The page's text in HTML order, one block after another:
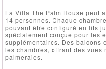
La Villa The Palm House peut
14 personnes. Chaque
pouvant être configuré en lits
spécialement conçue pour les
supplémentaires. Des balcons
les chambres, offrant des
palmeraies.